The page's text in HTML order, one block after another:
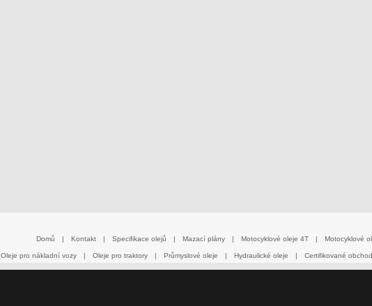
Domů | Kontakt | Specifikace olejů | Mazací plány | Motocyklové oleje 4T | Motocyklové
Oleje pro nákladní vozy | Oleje pro traktory | Průmyslové oleje | Hydraulické oleje | Certifikované